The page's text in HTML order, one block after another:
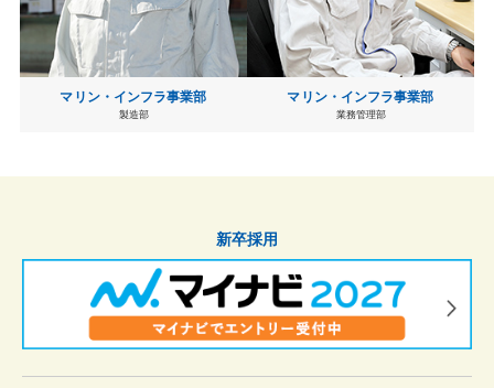
マリン・インフラ事業部
製造部
マリン・インフラ事業部
業務管理部
新卒採用